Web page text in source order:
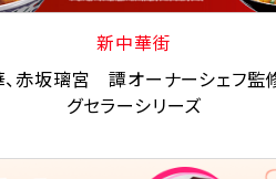
新中華街
赤坂璃宮 譚オーナーシェフ監
グセラーシリーズ